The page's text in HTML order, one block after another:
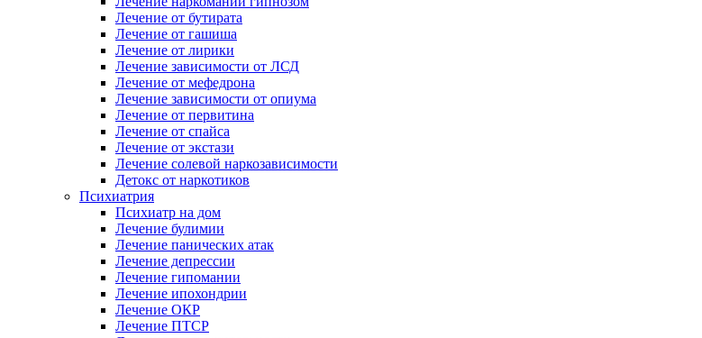
Лечение от бутирата
Лечение от гашиша
Лечение от лирики
Лечение зависимости от ЛСД
Лечение от мефедрона
Лечение зависимости от опиума
Лечение от первитина
Лечение от спайса
Лечение от экстази
Лечение солевой наркозависимости
Детокс от наркотиков
Психиатрия
Психиатр на дом
Лечение булимии
Лечение панических атак
Лечение депрессии
Лечение гипомании
Лечение ипохондрии
Лечение ОКР
Лечение ПТСР